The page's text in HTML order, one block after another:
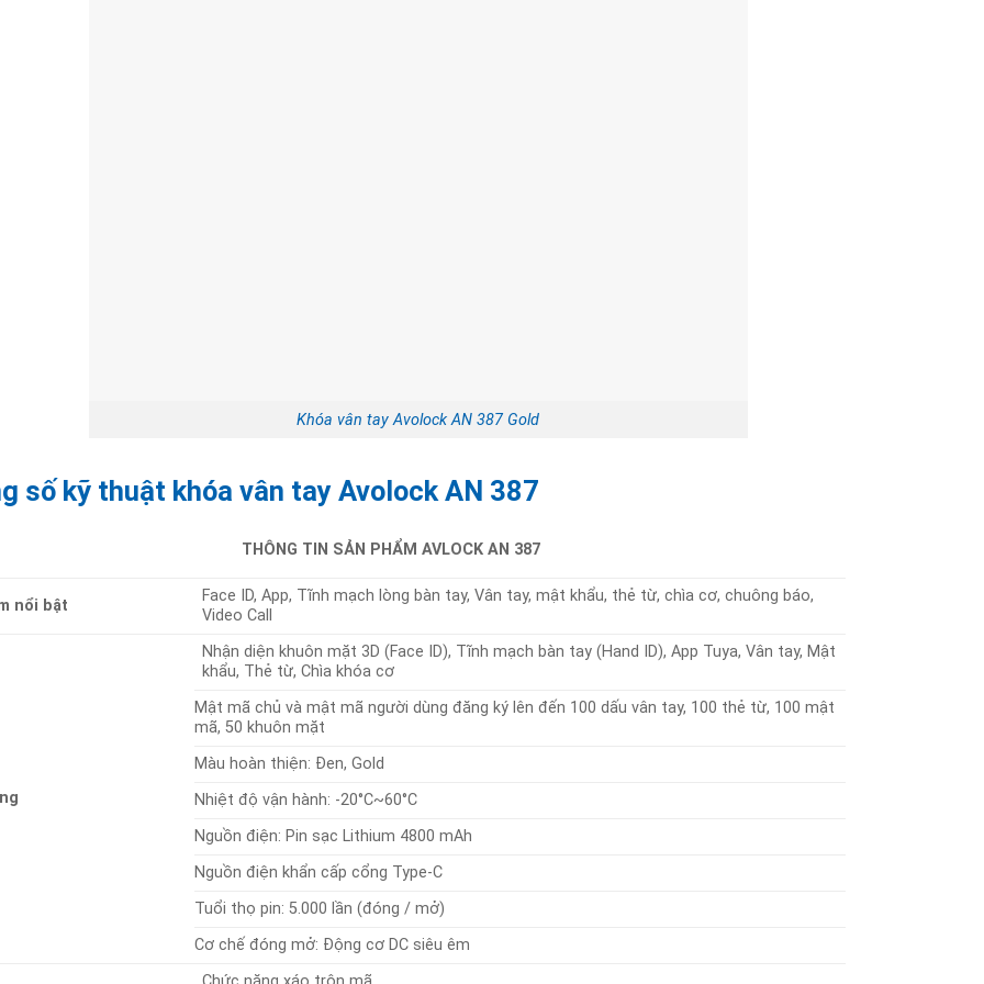
Khóa vân tay Avolock AN 387 Gold
số kỹ thuật khóa vân tay Avolock AN 387
THÔNG TIN SẢN PHẨM AVLOCK AN 387
nổi bật
Face ID, App, Tĩnh mạch lòng bàn tay, Vân tay, mật khẩu, thẻ từ, chìa cơ, chuông báo,
Video Call
Nhận diện khuôn mặt 3D (Face ID), Tĩnh mạch bàn tay (Hand ID), App Tuya, Vân tay, Mật
khẩu, Thẻ từ, Chìa khóa cơ
Mật mã chủ và mật mã người dùng đăng ký lên đến 100 dấu vân tay, 100 thẻ từ, 100 mật
mã, 50 khuôn mặt
Màu hoàn thiện: Đen, Gold
Nhiệt độ vận hành: -20°C~60°C
Nguồn điện: Pin sạc Lithium 4800 mAh
Nguồn điện khẩn cấp cổng Type-C
Tuổi thọ pin: 5.000 lần (đóng / mở)
Cơ chế đóng mở: Động cơ DC siêu êm